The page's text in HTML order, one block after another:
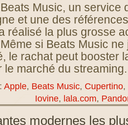
Music, un service
et une des
réalisé la plus grosse
si Beats Music ne
le rachat peut booster
le marché du
Apple, Beats Music, Cupertino,
Iovine, lala.com,
modernes les